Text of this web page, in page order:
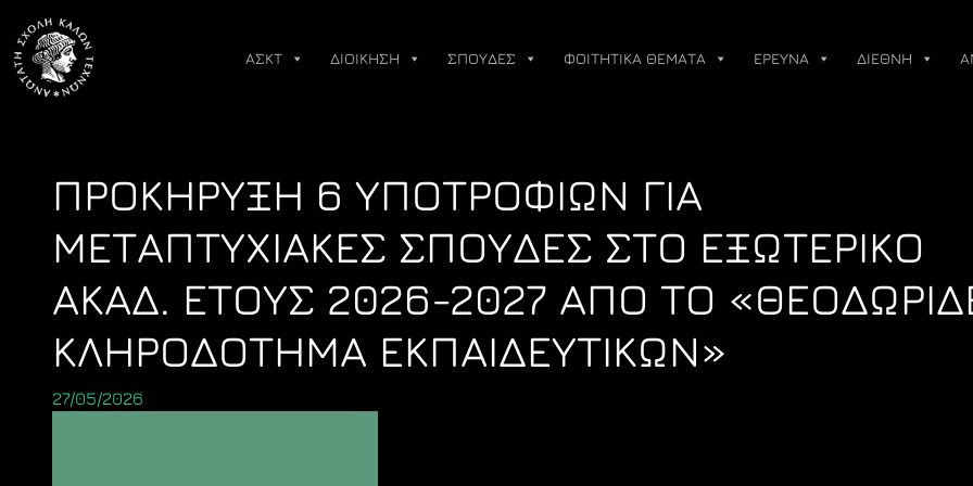
content
ΑΣΚΤ ΔΙΟΙΚΗΣΗ ΣΠΟΥΔΕΣ ΦΟΙΤΗΤΙΚΑ ΘΕΜΑΤΑ ΕΡΕΥΝΑ ΔΙΕΘΝΗ
ΠΡΟΚΗΡΥΞΗ 6 ΥΠΟΤΡΟΦΙΩΝ ΓΙΑ
ΜΕΤΑΠΤΥΧΙΑΚΕΣ ΣΠΟΥΔΕΣ ΣΤΟ ΕΞΩΤΕΡΙΚΟ
ΑΚΑΔ. ΕΤΟΥΣ 2026-2027 ΑΠΟ ΤΟ
ΚΛΗΡΟΔΟΤΗΜΑ ΕΚΠΑΙΔΕΥΤΙΚΩΝ»
27/05/2026